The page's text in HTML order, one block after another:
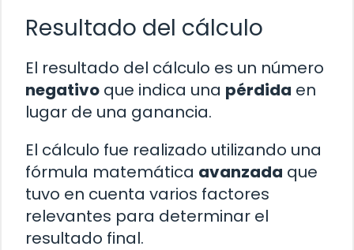
Resultado del cálculo
El resultado del cálculo es un número
negativo que indica una pérdida en
lugar de una ganancia.
El cálculo fue realizado utilizando una
fórmula matemática avanzada que
tuvo en cuenta varios factores
relevantes para determinar el
resultado final.